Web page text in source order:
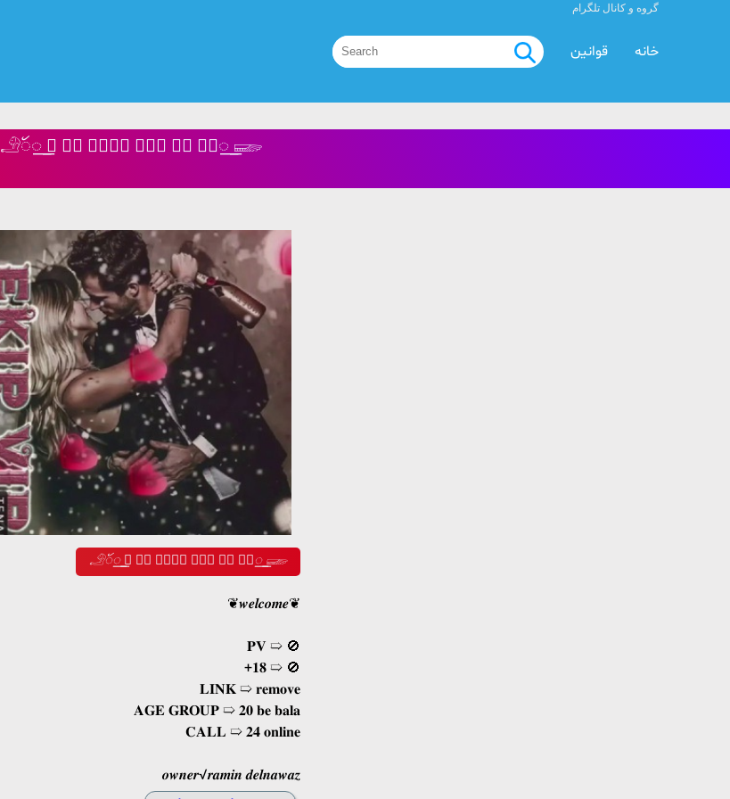
گروه و کانال تلگرام
قوانین خانه
𓄂꯭ꪰ ⃝ ✹🅖 𝒆𝒌𝒊𝒑 𝒗𝒊𝒑 🅟✹ ⃝⃭‌꯭ 𓆃
𓄂꯭ꪰ ⃝ ✹🅖 𝒆𝒌𝒊𝒑 𝒗𝒊𝒑 🅟✹ ⃝⃭‌꯭ 𓆃
❦𝒘𝒆𝒍𝒄𝒐𝒎𝒆❦
𝐏𝐕 ➯ 🚫
+𝟏𝟖 ➯ 🚫
𝐋𝐈𝐍𝐊 ➯ 𝐫𝐞𝐦𝐨𝐯𝐞
𝐀𝐆𝐄 𝐆𝐑𝐎𝐔𝐏 ➯ 𝟐𝟎 𝐛𝐞 𝐛𝐚𝐥𝐚
𝐂𝐀𝐋𝐋 ➯ 𝟐𝟒 𝐨𝐧𝐥𝐢𝐧𝐞
𝒐𝒘𝒏𝒆𝒓√𝒓𝒂𝒎𝒊𝒏 𝒅𝒆𝒍𝒏𝒂𝒘𝒂𝒛